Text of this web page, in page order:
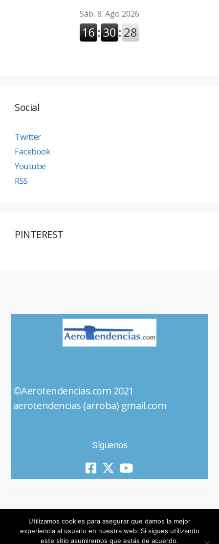
Social
Twitter
Facebook
Youtube
RSS
PINTEREST
©Aerotendencias.com 2021
aerotendencias (arroba) gmail.com
Síguenos
© 2019 All Rights Reserved
Utilizamos cookies para asegurar que damos la mejor
experiencia al usuario en nuestra web. Si sigues utilizando
este sitio asumiremos que estás de acuerdo.